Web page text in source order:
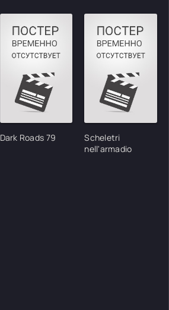
Dark Roads 79
Scheletri
nell'armadio